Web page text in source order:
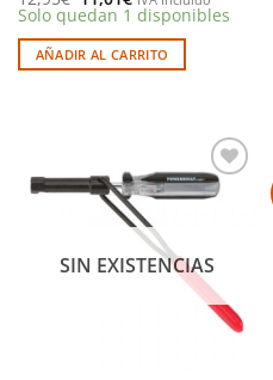
precio
original
era:
12,95€.
precio
actual
es:
11,01€.
Solo quedan 1 disponibles
AÑADIR AL CARRITO
Añadir
SIN EXISTENCIAS